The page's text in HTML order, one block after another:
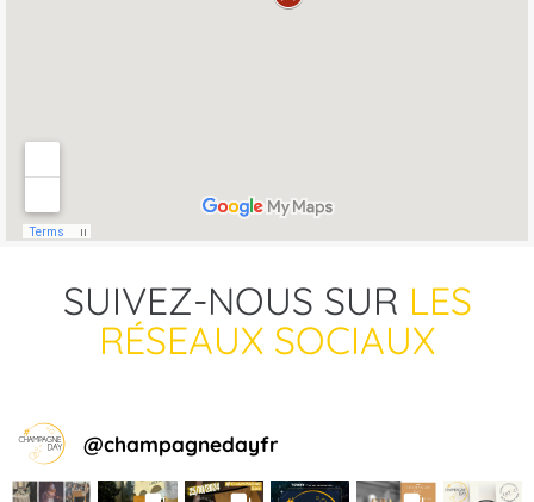
SUIVEZ-NOUS SUR LES
RÉSEAUX SOCIAUX
@champagnedayfr